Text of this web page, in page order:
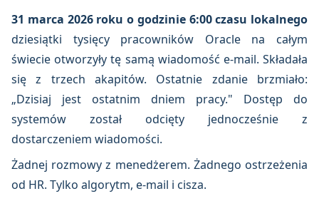
31 marca 2026 roku o godzinie 6:00 czasu lokalnego
dziesiątki tysięcy pracowników Oracle na całym
świecie otworzyły tę samą wiadomość e-mail. Składała
się z trzech akapitów. Ostatnie zdanie brzmiało:
„Dzisiaj jest ostatnim dniem pracy." Dostęp do
systemów został odcięty jednocześnie z
dostarczeniem wiadomości.
Żadnej rozmowy z menedżerem. Żadnego ostrzeżenia
od HR. Tylko algorytm, e-mail i cisza.